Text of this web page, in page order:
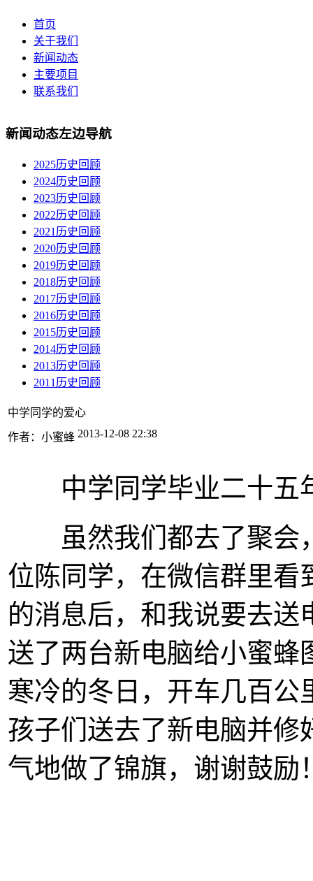
首页
关于我们
新闻动态
主要项目
联系我们
新闻动态左边导航
2025历史回顾
2024历史回顾
2023历史回顾
2022历史回顾
2021历史回顾
2020历史回顾
2019历史回顾
2018历史回顾
2017历史回顾
2016历史回顾
2015历史回顾
2014历史回顾
2013历史回顾
2011历史回顾
中学同学的爱心
作者：小蜜蜂 2013-12-08 22:38
中学同学毕业二十五
虽然我们都去了聚会
位陈同学，在微信群里看
的消息后，和我说要去
送了两台新电脑给小蜜蜂
寒冷的冬日，开车几百公
孩子们送去了新电脑并修
气地做了锦旗，谢谢鼓励